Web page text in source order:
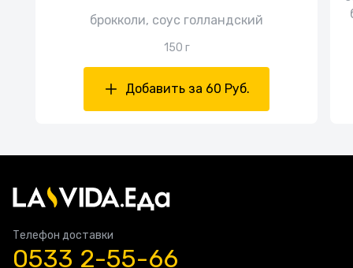
брокколи, соус голландский
150 г
Добавить за 60 Руб.
Телефон доставки
0533 2-55-66